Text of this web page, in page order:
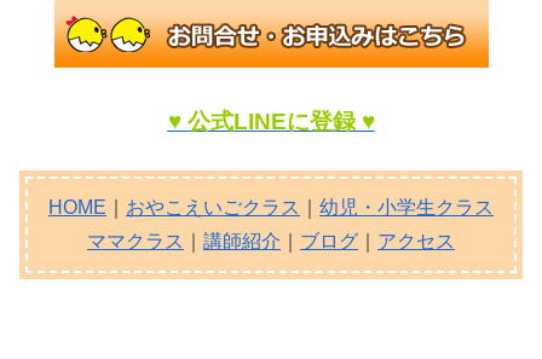
♥ 公式LINEに登録 ♥
HOME おやこえいごクラス
幼児・小学生クラス
ママクラス
講師紹介 ブログ アクセス